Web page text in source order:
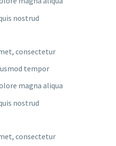
nostrud
consectetur
tempor
magna aliqua
nostrud
consectetur